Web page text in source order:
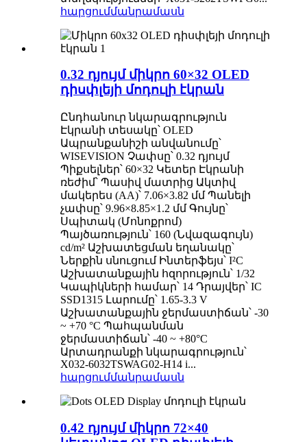
հարցումմանրամասն
0.32 դյույմ միկրո 60×32 OLED
դիսփլեյի մոդուլի էկրան
Ընդհանուր նկարագրություն
Էկրանի տեսակը՝ OLED
Ապրանքանիշի անվանումը՝
WISEVISION Չափսը՝ 0.32 դյույմ
Պիքսելներ՝ 60×32 Կետեր Էկրանի
ռեժիմ՝ Պասիվ մատրից Ակտիվ
մակերես (AA)՝ 7.06×3.82 մմ Պանելի
չափսը՝ 9.96×8.85×1.2 մմ Գույնը՝
Սպիտակ (Մոնոքրոմ)
Պայծառություն՝ 160 (Նվազագույն)
cd/m² Աշխատեցման եղանակը՝
Ներքին սնուցում Ինտերֆեյս՝ I²C
Աշխատանքային հզորություն՝ 1/32
Կապիկների համար՝ 14 Դրայվեր՝ IC
SSD1315 Լարումը՝ 1.65-3.3 V
Աշխատանքային ջերմաստիճան՝ -30
~ +70 °C Պահպանման
ջերմաստիճան՝ -40 ~ +80°C
Արտադրանքի նկարագրություն՝
X032-6032TSWAG02-H14 i...
հարցումմանրամասն
0.42 դյույմ միկրո 72×40